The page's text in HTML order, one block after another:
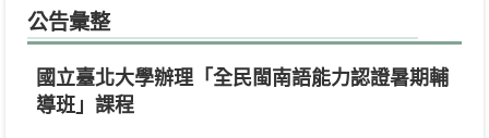
公告彙整
國立臺北大學辦理「全民閩南語能力認證暑期輔
導班」課程